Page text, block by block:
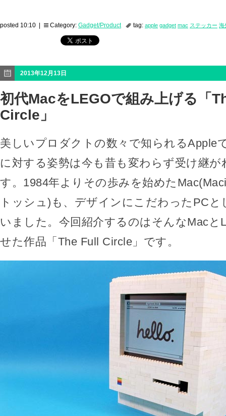
posted 10:10 | Category: Gadget/Product tag: apple gadget mac ステッカー 海
2013年12月13日
初代MacをLEGOで組み上げる「
Circle」
美しいプロダクトの数々で知られるApple
に対する姿勢は今も昔も変わらず受け継
す。1984年よりその歩みを始めた
トッシュ)も、デザインにこだわったPC
いました。今回紹介するのはそんなMacと
せた作品「The Full Circle」です。